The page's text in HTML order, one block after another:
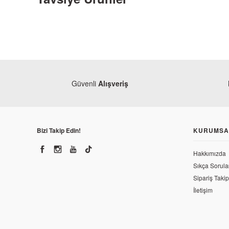
Honda
24.389,62 TL
Güvenli Alışveriş
Bizi Takip Edin!
Hakkımızda
Sıkça
Sipariş Takip
İletişim